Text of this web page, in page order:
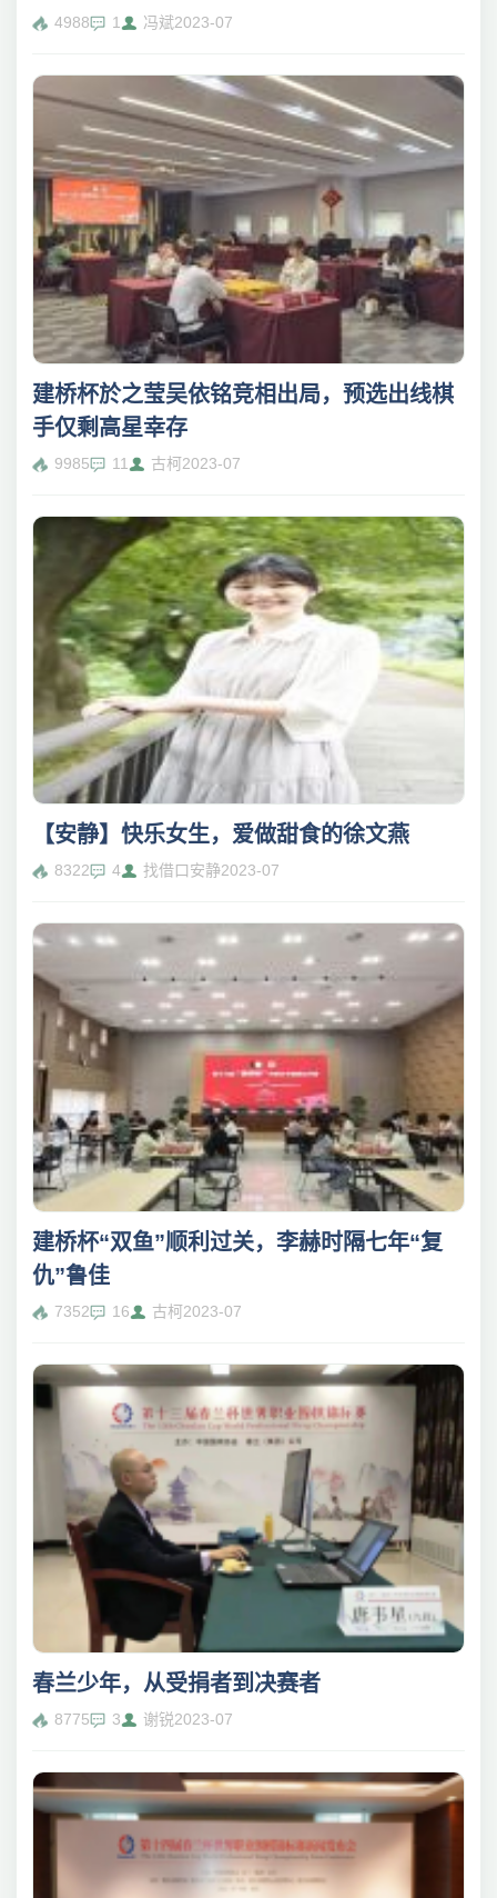
4988 1 冯斌2023-07
建桥杯於之莹吴依铭竞相出局，预选出线棋
手仅剩高星幸存
9985 11 古柯2023-07
【安静】快乐女生，爱做甜食的徐文燕
8322 4 找借口安静2023-07
建桥杯“双鱼”顺利过关，李赫时隔七年“复
仇”鲁佳
7352 16 古柯2023-07
春兰少年，从受捐者到决赛者
8775 3 谢锐2023-07